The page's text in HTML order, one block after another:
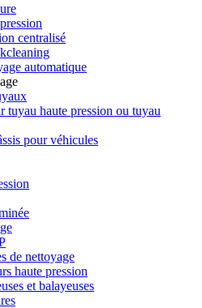
centralisé
automatique
tuyau haute pression ou tuyau
pour véhicules
de nettoyage
haute pression
et balayeuses